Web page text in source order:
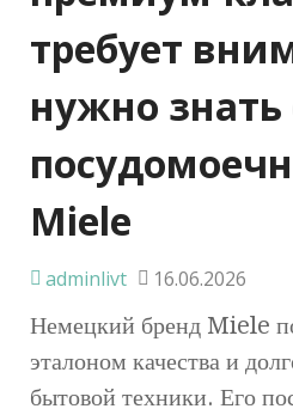
требует
нужно
Miele
adminlivt 16.06.2026
Немецкий бренд Miele
эталоном качества и
бытовой техники. Его